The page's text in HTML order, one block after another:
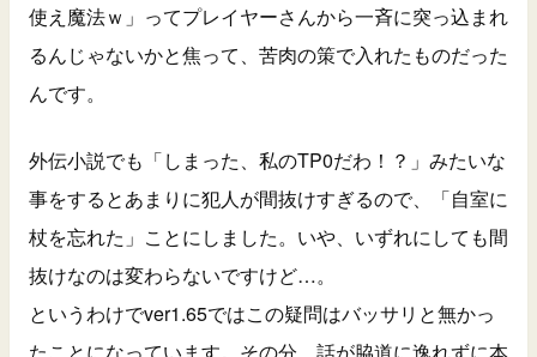
使え魔法ｗ」ってプレイヤーさんから一斉に突っ込まれ
るんじゃないかと焦って、苦肉の策で入れたものだった
んです。
外伝小説でも「しまった、私のTP0だわ！？」みたいな
事をするとあまりに犯人が間抜けすぎるので、「自室に
杖を忘れた」ことにしました。いや、いずれにしても間
抜けなのは変わらないですけど…。
というわけでver1.65ではこの疑問はバッサリと無かっ
たことになっています。その分、話が脇道に逸れずに本